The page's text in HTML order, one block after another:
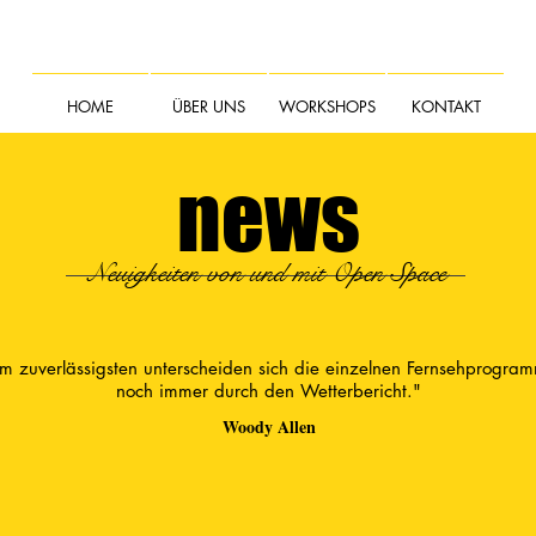
HOME ÜBER UNS WORKSHOPS KONTAKT
news
Neuigkeiten von und mit Open Space
zuverlässigsten unterscheiden sich die einzelnen
noch immer durch den Wetterbericht."
Woody Allen